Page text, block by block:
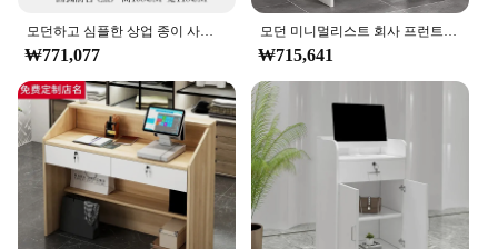
모던하고 심플한 상업 종이 사무실 접대, 의류 매장 편의 작은 바 전시 안내 데스크
₩771,077
모던 미니멀리스트 회사 프런트 데스크, 사무용 가구, 소형 의류 매장, 응접 체크 아웃 카운터 Z, 흰색
₩715,641